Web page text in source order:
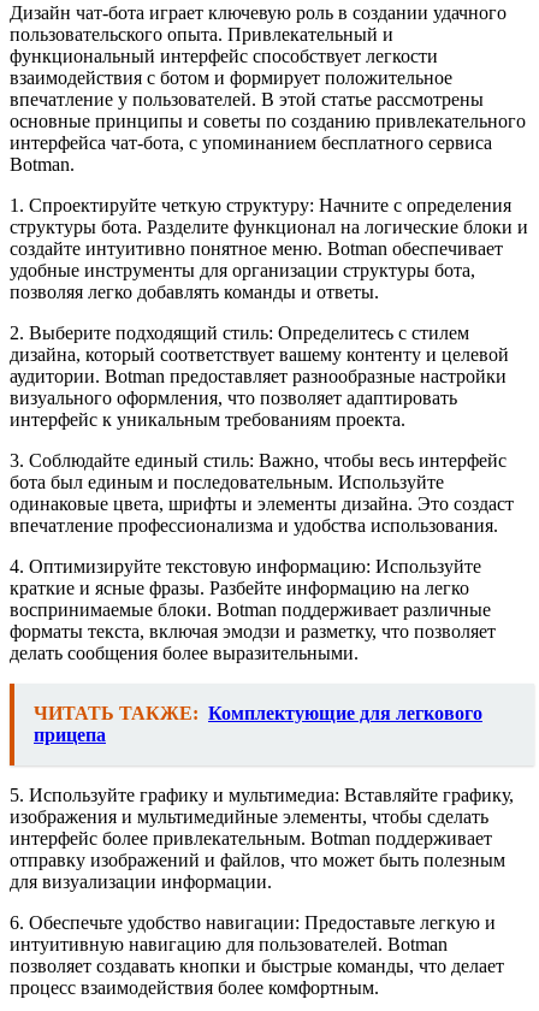
Дизайн чат-бота играет ключевую роль в создании удачного
пользовательского опыта. Привлекательный и
функциональный интерфейс способствует легкости
взаимодействия с ботом и формирует положительное
впечатление у пользователей. В этой статье рассмотрены
основные принципы и советы по созданию привлекательного
интерфейса чат-бота, с упоминанием бесплатного сервиса
Botman.
1. Спроектируйте четкую структуру: Начните с определения
структуры бота. Разделите функционал на логические блоки и
создайте интуитивно понятное меню. Botman обеспечивает
удобные инструменты для организации структуры бота,
позволяя легко добавлять команды и ответы.
2. Выберите подходящий стиль: Определитесь с стилем
дизайна, который соответствует вашему контенту и целевой
аудитории. Botman предоставляет разнообразные настройки
визуального оформления, что позволяет адаптировать
интерфейс к уникальным требованиям проекта.
3. Соблюдайте единый стиль: Важно, чтобы весь интерфейс
бота был единым и последовательным. Используйте
одинаковые цвета, шрифты и элементы дизайна. Это создаст
впечатление профессионализма и удобства использования.
4. Оптимизируйте текстовую информацию: Используйте
краткие и ясные фразы. Разбейте информацию на легко
воспринимаемые блоки. Botman поддерживает различные
форматы текста, включая эмодзи и разметку, что позволяет
делать сообщения более выразительными.
ЧИТАТЬ ТАКЖЕ: Комплектующие для легкового
прицепа
5. Используйте графику и мультимедиа: Вставляйте графику,
изображения и мультимедийные элементы, чтобы сделать
интерфейс более привлекательным. Botman поддерживает
отправку изображений и файлов, что может быть полезным
для визуализации информации.
6. Обеспечьте удобство навигации: Предоставьте легкую и
интуитивную навигацию для пользователей. Botman
позволяет создавать кнопки и быстрые команды, что делает
процесс взаимодействия более комфортным.